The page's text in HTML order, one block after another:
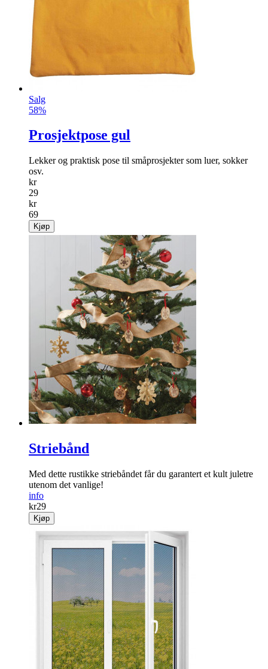
Salg
58%
Prosjektpose gul
Lekker og praktisk pose til småprosjekter som luer, sokker
osv.
kr
29
kr
69
Kjøp
Striebånd
Med dette rustikke striebåndet får du garantert et kult juletre
utenom det vanlige!
info
kr29
Kjøp